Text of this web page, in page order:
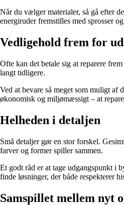
Når du vælger materialer, så gå efter
energiruder fremstilles med sprosser
Vedligehold frem for
Ofte kan det betale sig at reparere
langt tidligere.
Ved at bevare så meget som muligt
økonomisk og miljømæssigt – at
Helheden i detaljen
Små detaljer gør en stor forskel.
farver og former spiller sammen.
Et godt råd er at tage udgangspunkt i
finde løsninger, der både respekterer
Samspillet mellem nyt